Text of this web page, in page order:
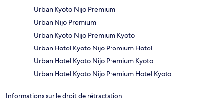
Urban Kyoto Nijo Premium
Urban Nijo Premium
Urban Kyoto Nijo Premium Kyoto
Urban Hotel Kyoto Nijo Premium Hotel
Urban Hotel Kyoto Nijo Premium Kyoto
Urban Hotel Kyoto Nijo Premium Hotel Kyoto
Informations sur le droit de rétractation